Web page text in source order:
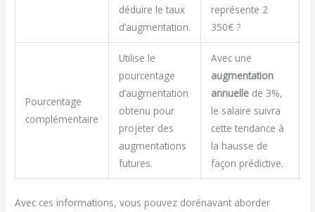
déduire le taux
d’augmentation.
représente 2
350€ ?
Pourcentage
complémentaire
Utilise le
pourcentage
d’augmentation
obtenu pour
projeter des
augmentations
futures.
Avec une
augmentation
annuellede 3%,
le salaire suivra
cette tendance à
la hausse de
façon prédictive.
Avec ces informations, vous pouvez dorénavant aborder